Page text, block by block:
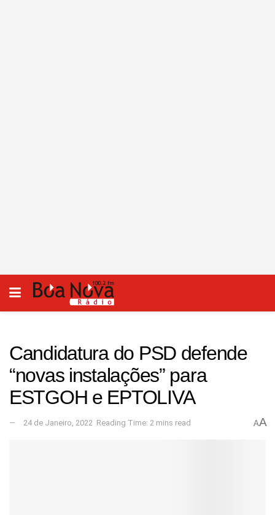
Candidatura do PSD defende
“novas instalações” para
ESTGOH e EPTOLIVA
24 de Janeiro, 2022 Reading Time: 2 mins read AA